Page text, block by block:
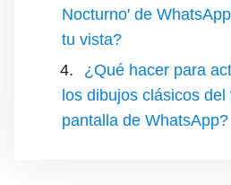
Nocturno' de
tu vista?
¿Qué hacer para
los dibujos clásicos del
pantalla de WhatsApp?